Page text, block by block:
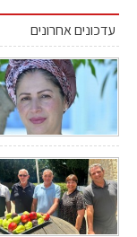
עדכונים אחרונים